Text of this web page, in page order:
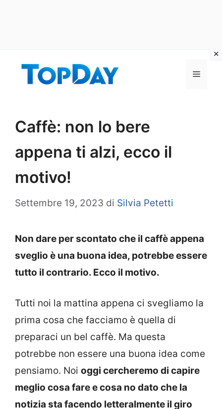
Menu
Caffè: non lo bere
appena ti alzi, ecco il
motivo!
Settembre 19, 2023 di Silvia Petetti
Non dare per scontato che il caffè appena
sveglio è una buona idea, potrebbe essere
tutto il contrario. Ecco il motivo.
Tutti noi la mattina appena ci svegliamo la
prima cosa che facciamo è quella di
preparaci un bel caffè. Ma questa
potrebbe non essere una buona idea come
pensiamo. Noi oggi cercheremo di capire
meglio cosa fare e cosa no dato che la
notizia sta facendo letteralmente il giro